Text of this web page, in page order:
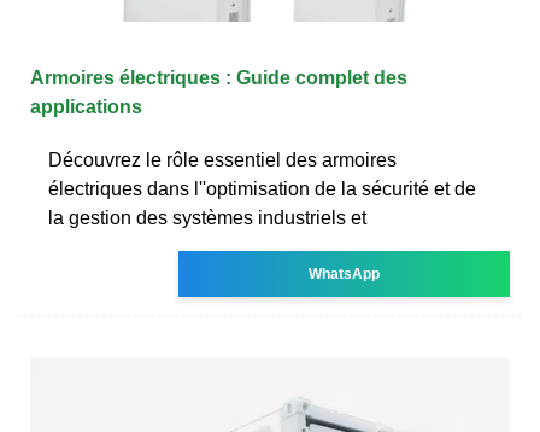
Armoires électriques : Guide complet des
applications
Découvrez le rôle essentiel des armoires
électriques dans l''optimisation de la sécurité et de
la gestion des systèmes industriels et
WhatsApp